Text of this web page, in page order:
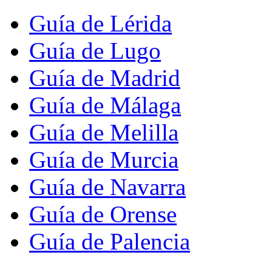
Guía de Lérida
Guía de Lugo
Guía de Madrid
Guía de Málaga
Guía de Melilla
Guía de Murcia
Guía de Navarra
Guía de Orense
Guía de Palencia